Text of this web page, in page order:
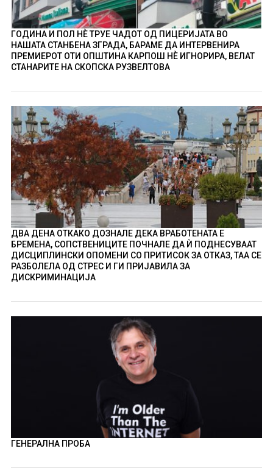
ГОДИНА И ПОЛ НÈ ТРУЕ ЧАДОТ ОД ПИЦЕРИЈАТА ВО
НАШАТА СТАНБЕНА ЗГРАДА, БАРАМЕ ДА ИНТЕРВЕНИРА
ПРЕМИЕРОТ ОТИ ОПШТИНА КАРПОШ НÈ ИГНОРИРА, ВЕЛАТ
СТАНАРИТЕ НА СКОПСКА РУЗВЕЛТОВА
ДВА ДЕНА ОТКАКО ДОЗНАЛЕ ДЕКА ВРАБОТЕНАТА Е
БРЕМЕНА, СОПСТВЕНИЦИТЕ ПОЧНАЛЕ ДА Ѝ ПОДНЕСУВААТ
ДИСЦИПЛИНСКИ ОПОМЕНИ СО ПРИТИСОК ЗА ОТКАЗ, ТАА СЕ
РАЗБОЛЕЛА ОД СТРЕС И ГИ ПРИЈАВИЛА ЗА
ДИСКРИМИНАЦИЈА
ГЕНЕРАЛНА ПРОБА